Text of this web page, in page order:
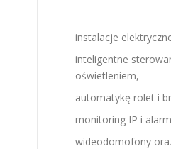
instalacje
inteligentne
oświetleniem,
automatykę rolet i
monitoring IP i
wideodomofony